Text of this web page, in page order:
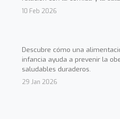
10 Feb 2026
Descubre cómo una
infancia ayuda a prevenir la
saludables duraderos.
29 Jan 2026